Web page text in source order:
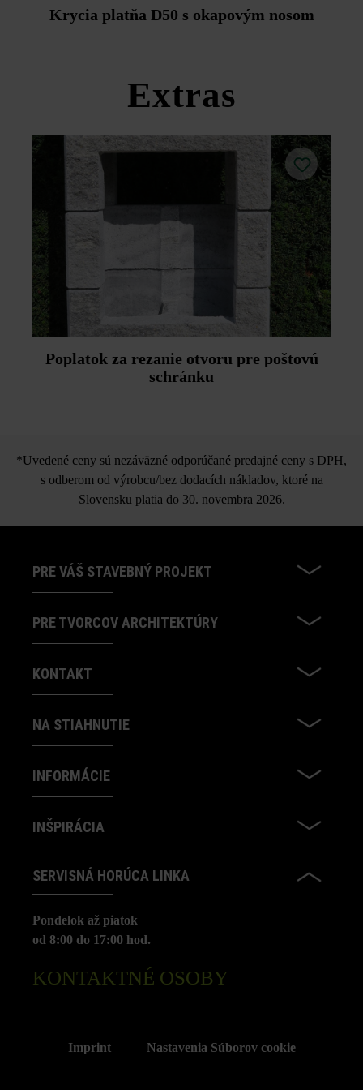
Duoprotect DP30 (paralelná dodávka je možná za
príplatok).
Krycia platňa D50 s okapovým nosom
Extras
Poplatok za rezanie otvoru pre poštovú
schránku
*Uvedené ceny sú nezáväzné odporúčané predajné ceny s DPH,
s odberom od výrobcu/bez dodacích nákladov, ktoré na
Slovensku platia do 30. novembra 2026.
PRE VÁŠ STAVEBNÝ PROJEKT
PRE TVORCOV ARCHITEKTÚRY
KONTAKT
NA STIAHNUTIE
INFORMÁCIE
INŠPIRÁCIA
SERVISNÁ HORÚCA LINKA
Pondelok až piatok
od 8:00 do 17:00 hod.
KONTAKTNÉ OSOBY
Imprint Nastavenia Súborov cookie